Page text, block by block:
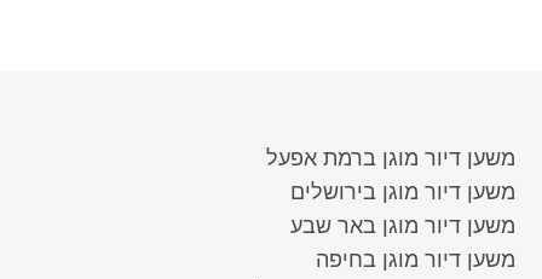
משען דיור מוגן ברמת אפעל
משען דיור מוגן בירושלים
משען דיור מוגן באר שבע
משען דיור מוגן בחיפה